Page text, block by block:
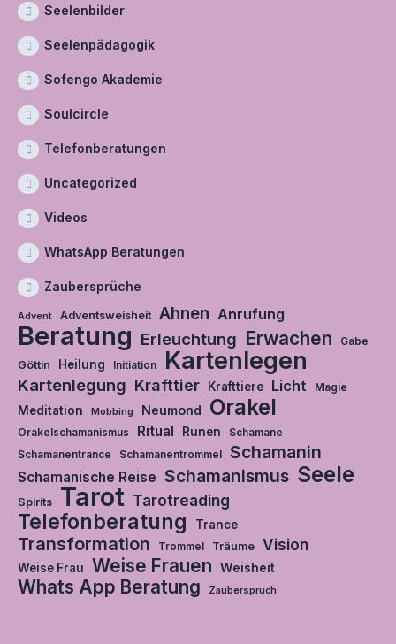
Seelenbilder
Seelenpädagogik
Sofengo Akademie
Soulcircle
Telefonberatungen
Uncategorized
Videos
WhatsApp Beratungen
Zaubersprüche
Advent Adventsweisheit Ahnen Anrufung
Beratung Erleuchtung Erwachen Gabe
Göttin Heilung Initiation Kartenlegen
Kartenlegung Krafttier Krafttiere Licht Magie
Meditation Mobbing Neumond Orakel
Orakelschamanismus Ritual Runen
Schamane
Schamanentrance
Schamanentrommel Schamanin
Schamanische Reise Schamanismus Seele
Spirits Tarot Tarotreading
Telefonberatung Trance
Transformation Trommel Träume Vision
Weise Frau Weise Frauen Weisheit
Whats App Beratung Zauberspruch